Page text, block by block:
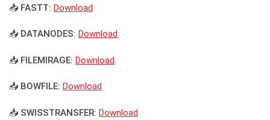
📥 FASTT: Download
📥 DATANODES: Download
📥 FILEMIRAGE: Download
📥 BOWFILE: Download
📥 SWISSTRANSFER: Download